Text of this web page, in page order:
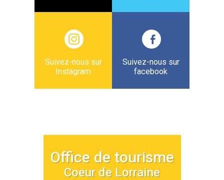
Suivez-nous sur
Instagram
Suivez-nous sur
facebook
Office de tourisme
Coeur de Lorraine